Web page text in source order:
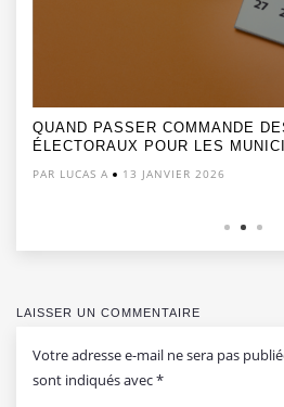
QUAND PASSER COMMANDE
ÉLECTORAUX POUR LES
PAR LUCAS A 13 JANVIER 2026
LAISSER UN COMMENTAIRE
Votre adresse e-mail ne sera pas
sont indiqués avec*